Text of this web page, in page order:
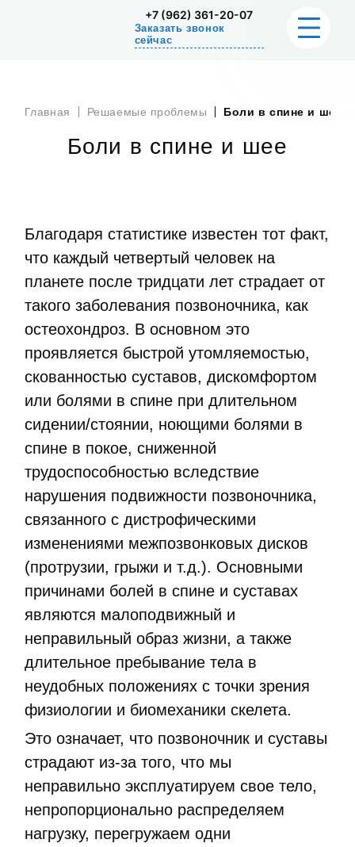
+7 (962) 361-20-07
Заказать звонок
сейчас
РЕШАЕМЫЕ ПРОБЛЕМЫ
СЕРТИФИКАТЫ
Главная Решаемые проблемы Боли в спине и шее
Боли в спине и шее
Благодаря статистике известен тот факт,
что каждый четвертый человек на
планете после тридцати лет страдает от
такого заболевания позвоночника, как
остеохондроз. В основном это
проявляется быстрой утомляемостью,
скованностью суставов, дискомфортом
или болями в спине при длительном
сидении/стоянии, ноющими болями в
спине в покое, сниженной
трудоспособностью вследствие
нарушения подвижности позвоночника,
связанного с дистрофическими
изменениями межпозвонковых дисков
(протрузии, грыжи и т.д.). Основными
причинами болей в спине и суставах
являются малоподвижный и
неправильный образ жизни, а также
длительное пребывание тела в
неудобных положениях с точки зрения
физиологии и биомеханики скелета.
Это означает, что позвоночник и суставы
страдают из-за того, что мы
неправильно эксплуатируем свое тело,
непропорционально распределяем
нагрузку, перегружаем одни